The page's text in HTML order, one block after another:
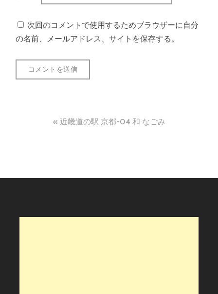
次回のコメントで使用するためブラウザーに自分
の名前、メールアドレス、サイトを保存する。
ビ
ー
近畿道の駅 京都-04 和 なごみ